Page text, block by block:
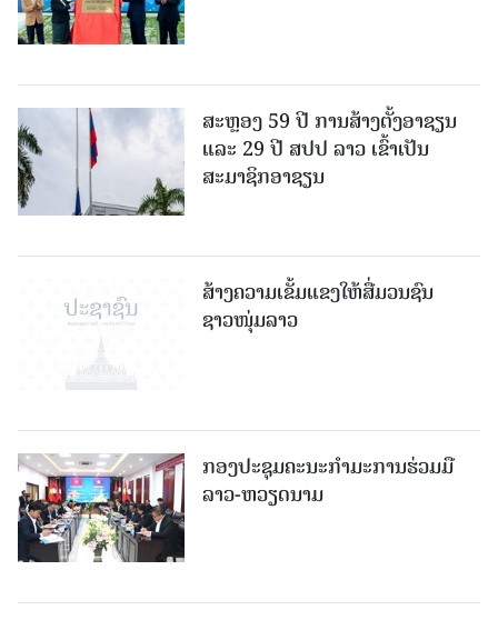
ສະຫຼອງ 59 ປີ ການສ້າງຕັ້ງອາຊຽນ
ແລະ 29 ປີ ສປປ ລາວ ເຂົ້າເປັນ
ສະມາຊິກອາຊຽນ
ສ້າງຄວາມເຂັ້ມແຂງໃຫ້ສື່ມວນຊົນ
ຊາວໜຸ່ມລາວ
ກອງປະຊຸມຄະນະກຳມະການຮ່ວມມື
ລາວ-ຫວຽດນາມ